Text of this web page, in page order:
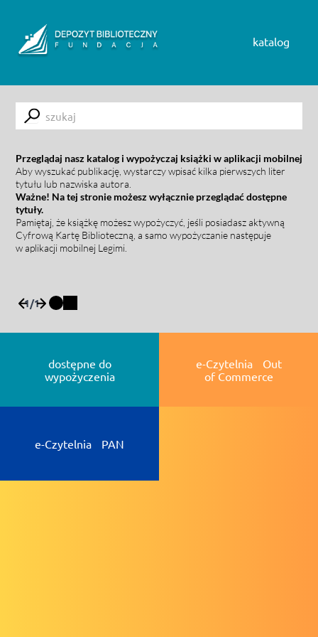
katalog
Submit
Przeglądaj nasz katalog i wypożyczaj książki w aplikacji mobilnej
Aby wyszukać publikację, wystarczy wpisać kilka pierwszych liter
tytułu lub nazwiska autora.
Ważne! Na tej stronie możesz wyłącznie przeglądać dostępne
tytuły.
Pamiętaj, że książkę możesz wypożyczyć, jeśli posiadasz aktywną
Cyfrową Kartę Biblioteczną, a samo wypożyczanie następuje
w aplikacji mobilnej Legimi.
1/1
dostępne do
wypożyczenia
e-Czytelnia Out
of Commerce
e-Czytelnia PAN